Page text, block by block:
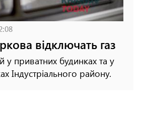
відключать газ
у приватних будинках та у
Індустріального району.